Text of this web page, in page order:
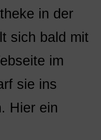
in der
sich bald mit
im
sie ins
Hier ein